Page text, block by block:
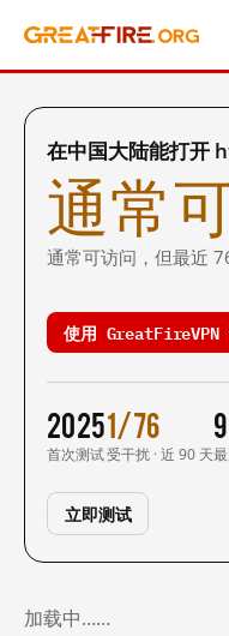
在中国大陆能打开
通常
通常可访问，但最近
使用
2025
首次测试
1/76
受干扰 · 近 90 天
立即测试
加载中……